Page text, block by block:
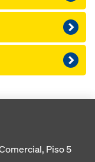
Piso 5